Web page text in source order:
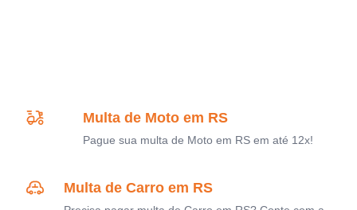
Multa de Moto em RS
Pague sua multa de Moto em RS em até 12x!
Multa de Carro em RS